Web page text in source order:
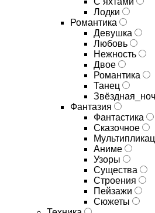
Лодки
Романтика
Девушка
Любовь
Нежность
Двое
Романтика
Танец
Фантазия
Фантастика
Сказочное
Аниме
Узоры
Существа
Строения
Пейзажи
Сюжеты